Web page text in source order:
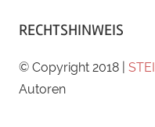
RECHTSHINWEIS
© Copyright 2018 |
Autoren